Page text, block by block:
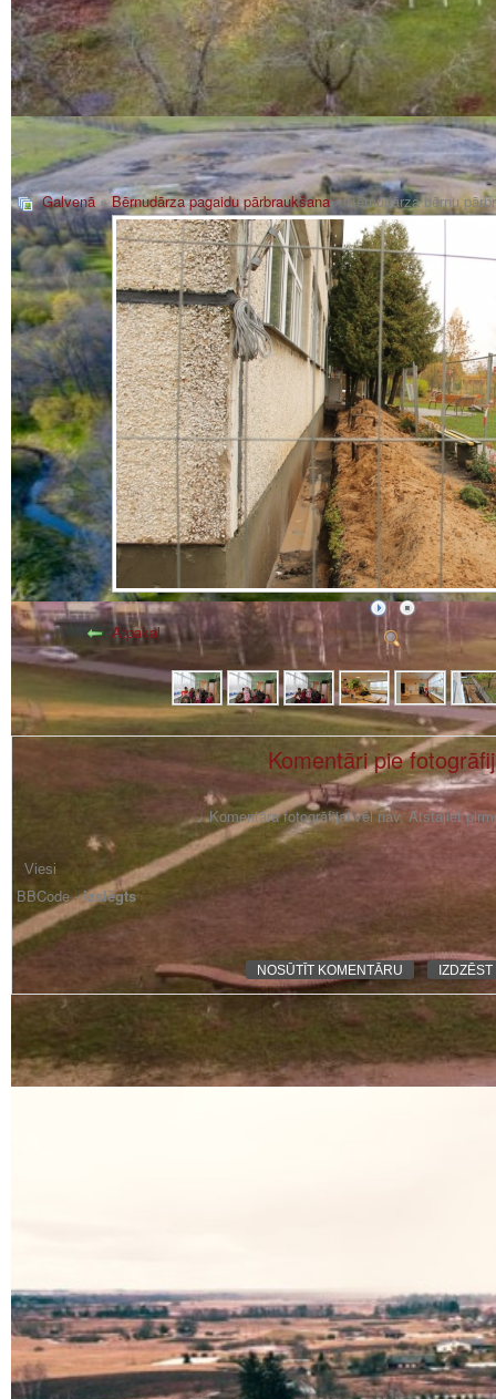
Galvenā»Bērnudārza pagaidu pārbraukšana» Bērnudārza bērnu
Atpakaļ
Komentāri pie
Komentāra fotogrāfijai vēl nav. Atstājiet
BBCode -izslēgts